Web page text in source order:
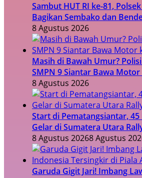
Sambut HUT RI ke-81,
Bagikan Sembako dan
8 Agustus 2026
Masih di Bawah Umur?
SMPN 9 Siantar Bawa Motor
8 Agustus 2026
Start di Pematangsiantar,
Gelar di Sumatera Utara
8 Agustus 20268 Agustus
Garuda Gigit Jari! Imbang